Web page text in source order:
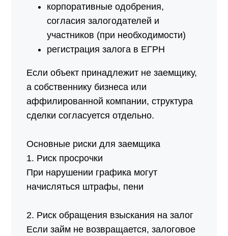
корпоративные одобрения,
согласия залогодателей и
участников (при необходимости)
регистрация залога в ЕГРН
Если объект принадлежит не заемщику,
а собственнику бизнеса или
аффилированной компании, структура
сделки согласуется отдельно.
Основные риски для заемщика
1. Риск просрочки
При нарушении графика могут
начисляться штрафы, пени
2. Риск обращения взыскания на залог
Если займ не возвращается, залоговое